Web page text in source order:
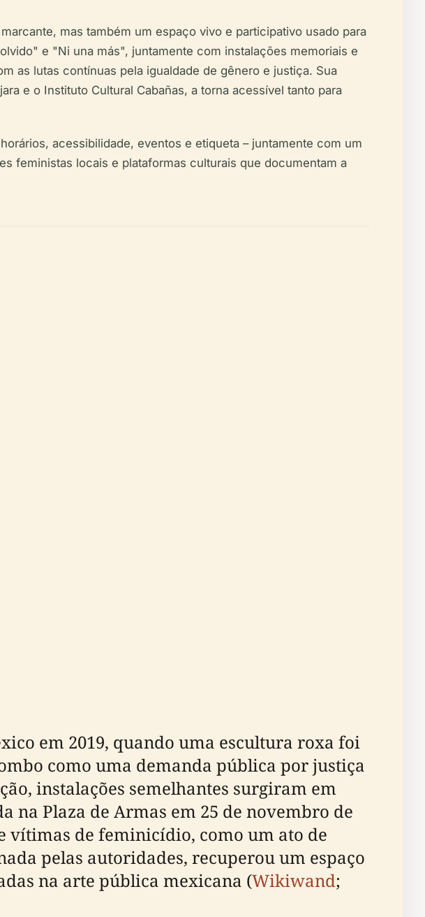
mas também um espaço vivo e participativo usado para
e "Ni una más", juntamente com instalações memoriais e
as lutas contínuas pela igualdade de gênero e justiça. Sua
e o Instituto Cultural Cabañas, a torna acessível tanto para
acessibilidade, eventos e etiqueta – juntamente com um
feministas locais e plataformas culturais que documentam a
em 2019, quando uma escultura roxa foi
como uma demanda pública por justiça
instalações semelhantes surgiram em
na Plaza de Armas em 25 de novembro de
vítimas de feminicídio, como um ato de
pelas autoridades, recuperou um espaço
na arte pública mexicana (Wikiwand;